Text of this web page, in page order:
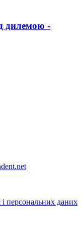
дилемою -
і персональних даних